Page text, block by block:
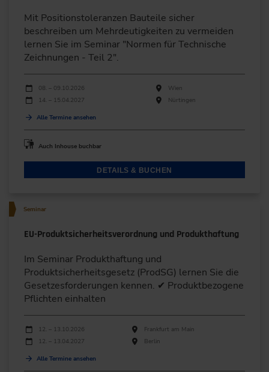
Mit Positionstoleranzen Bauteile sicher
beschreiben um Mehrdeutigkeiten zu vermeiden
lernen Sie im Seminar "Normen für Technische
Zeichnungen - Teil 2".
Durchführungen
Veranstaltungsdatum
08. – 09.10.2026
Wien
14. – 15.04.2027
Nürtingen
Alle Termine ansehen
Auch Inhouse buchbar
DETAILS & BUCHEN
Seminar
EU-Produktsicherheitsverordnung und Produkthaftung
Im Seminar Produkthaftung und
Produktsicherheitsgesetz (ProdSG) lernen Sie die
Gesetzesforderungen kennen. ✔ Produktbezogene
Pflichten einhalten
Durchführungen
Veranstaltungsdatum Veranstaltungsort
12. – 13.10.2026
Frankfurt am Main
12. – 13.04.2027
Berlin
Alle Termine ansehen